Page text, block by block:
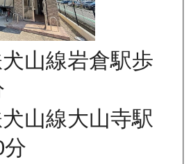
山線岩倉駅歩
山線大山寺駅
分